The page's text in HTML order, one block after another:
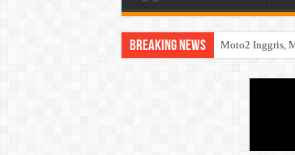
Breaking News Moto2 Inggris,